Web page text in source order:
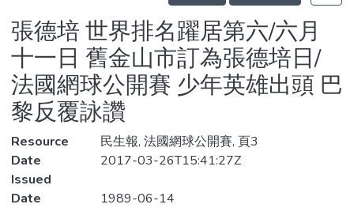
Statistics
張德培 世界排名躍居第六/六月
十一日 舊金山市訂為張德培日/
法國網球公開賽 少年英雄出頭 巴
黎反覆詠讚
Resource
民生報, 法國網球公開賽, 頁3
Date
Issued
2017-03-26T15:41:27Z
Date
1989-06-14